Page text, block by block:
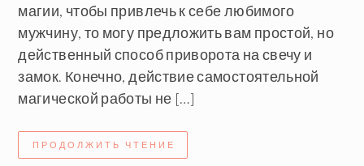
магии, чтобы привлечь к себе любимого
мужчину, то могу предложить вам простой, но
действенный способ приворота на свечу и
замок. Конечно, действие самостоятельной
магической работы не […]
ПРОДОЛЖИТЬ ЧТЕНИЕ